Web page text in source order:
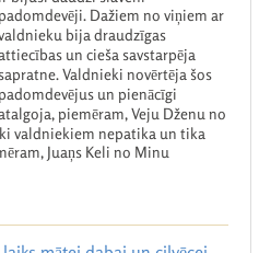
padomdevēji. Dažiem no viņiem ar
bija draudzīgas
un cieša savstarpēja
sapratne. Valdnieki novērtēja šos
padomdevējus un pienācīgi
piemēram, Veju Dženu no
valdniekiem nepatika un tika
Juaņs Keli no Minu